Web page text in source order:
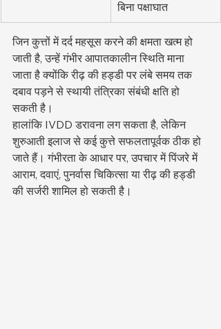
बिना पक्षाघात
जिन कुत्तों में दर्द महसूस करने की क्षमता खत्म हो
जाती है, उन्हें गंभीर आपातकालीन स्थिति माना
जाता है क्योंकि रीढ़ की हड्डी पर लंबे समय तक
दबाव पड़ने से स्थायी तंत्रिका संबंधी क्षति हो
सकती है।
हालांकि IVDD डरावना लग सकता है, लेकिन
शुरुआती इलाज से कई कुत्ते सफलतापूर्वक ठीक हो
जाते हैं। गंभीरता के आधार पर, उपचार में पिंजरे में
आराम, दवाएं, पुनर्वास चिकित्सा या रीढ़ की हड्डी
की सर्जरी शामिल हो सकती है।